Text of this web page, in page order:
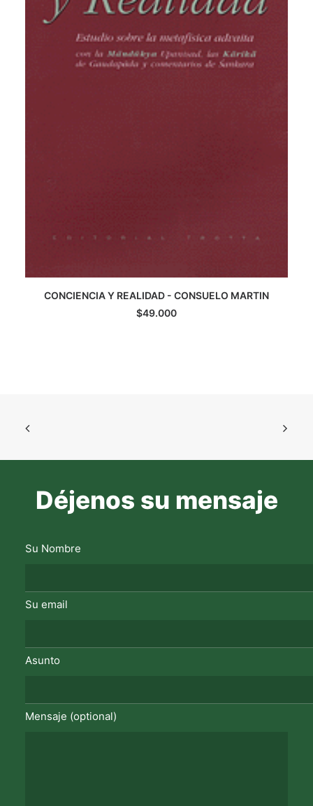
CONCIENCIA Y REALIDAD - CONSUELO MARTIN
$49.000
Déjenos su mensaje
Su Nombre
Su email
Asunto
Mensaje (optional)